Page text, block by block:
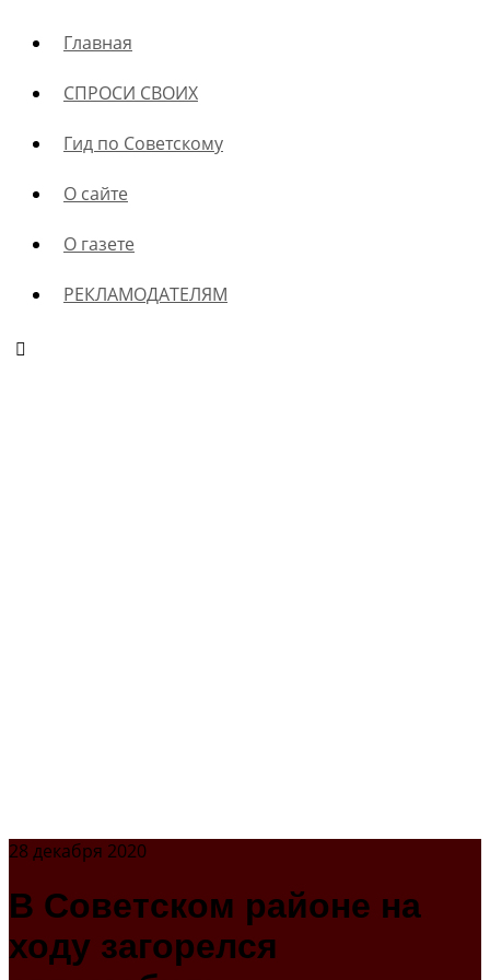
Главная
СПРОСИ СВОИХ
Гид по Советскому
О сайте
О газете
РЕКЛАМОДАТЕЛЯМ
28 декабря 2020
В Советском районе на
ходу загорелся